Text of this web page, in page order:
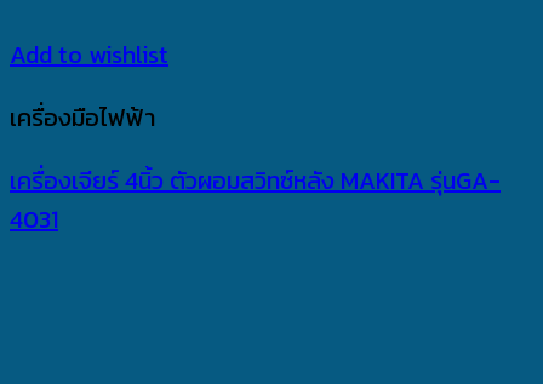
Add to wishlist
เครื่องมือไฟฟ้า
เครื่องเจียร์ 4นิ้ว ตัวผอมสวิทซ์หลัง MAKITA รุ่นGA-
4031